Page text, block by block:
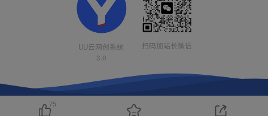
UU云网创系统
3.0
扫码加站长微信
75